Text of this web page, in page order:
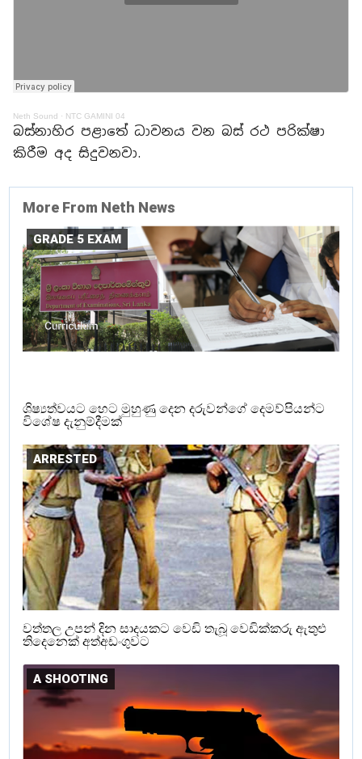
Neth Sound · NTC GAMINI 04
බස්නාහිර පළාතේ ධාවනය වන බස් රථ පරික්ෂා
කිරීම අද සිදුවනවා.
More From Neth News
GRADE 5 EXAM
ශිෂ්‍යත්වයට හෙට මුහුණු දෙන දරුවන්ගේ දෙමව්පියන්ට
විශේෂ දැනුම්දීමක්
ARRESTED
වත්තල උපන් දින සාදයකට වෙඩි තැබූ වෙඩික්කරු ඇතුළු
තිදෙනෙක් අත්අඩංගුවට
A SHOOTING